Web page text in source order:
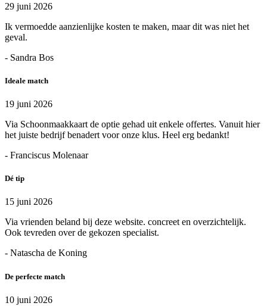
29 juni 2026
Ik vermoedde aanzienlijke kosten te maken, maar dit was niet het
geval.
- Sandra Bos
Ideale match
19 juni 2026
Via Schoonmaakkaart de optie gehad uit enkele offertes. Vanuit hier
het juiste bedrijf benadert voor onze klus. Heel erg bedankt!
- Franciscus Molenaar
Dé tip
15 juni 2026
Via vrienden beland bij deze website. concreet en overzichtelijk.
Ook tevreden over de gekozen specialist.
- Natascha de Koning
De perfecte match
10 juni 2026